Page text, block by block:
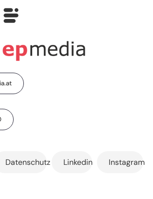
Datenschutz Linkedin Instagram